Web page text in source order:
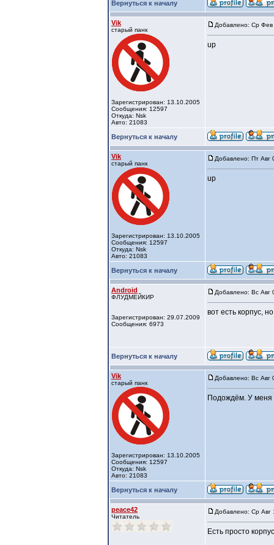
Вернуться к началу
Vik
старый панк
Зарегистрирован: 13.10.2005
Сообщения: 12597
Откуда: Nsk
Авто: 21083
Добавлено: Ср
up
Вернуться к началу
Vik
старый панк
Зарегистрирован: 13.10.2005
Сообщения: 12597
Откуда: Nsk
Авто: 21083
Добавлено: Пт Авг
up
Вернуться к началу
Android
ФЛУДМЕЙКИР
Зарегистрирован: 29.07.2009
Сообщения: 6973
Добавлено: Вс Авг
вот есть корпус,
Вернуться к началу
Vik
старый панк
Зарегистрирован: 13.10.2005
Сообщения: 12597
Откуда: Nsk
Авто: 21083
Добавлено: Вс Авг
Подождём. У меня
Вернуться к началу
peace42
Читатель
Добавлено: Ср Авг
Есть просто